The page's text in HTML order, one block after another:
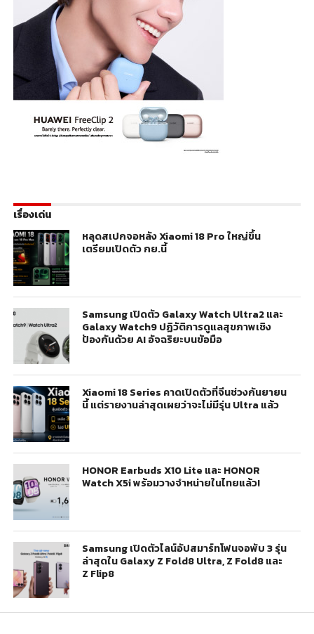
เรื่องเด่น
หลุดสเปกจอหลัง Xiaomi 18 Pro ใหญ่ขึ้น
เตรียมเปิดตัว กย.นี้
Samsung เปิดตัว Galaxy Watch Ultra2 และ
Galaxy Watch9 ปฏิวัติการดูแลสุขภาพเชิง
ป้องกันด้วย AI อัจฉริยะบนข้อมือ
Xiaomi 18 Series คาดเปิดตัวที่จีนช่วงกันยายน
นี้ แต่รายงานล่าสุดเผยว่าจะไม่มีรุ่น Ultra แล้ว
HONOR Earbuds X10 Lite และ HONOR
Watch X5i พร้อมวางจำหน่ายในไทยแล้ว!
Samsung เปิดตัวไลน์อัปสมาร์ทโฟนจอพับ 3 รุ่น
ล่าสุดใน Galaxy Z Fold8 Ultra, Z Fold8 และ
Z Flip8